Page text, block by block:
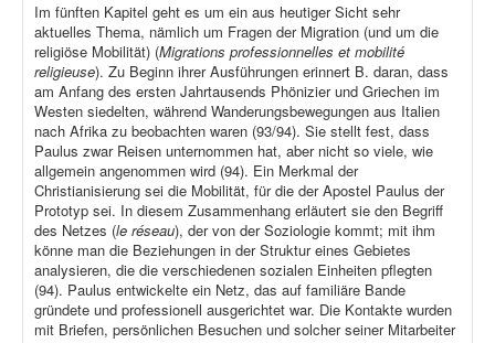
Im fünften Kapitel geht es um ein aus heutiger Sicht sehr
aktuelles Thema, nämlich um Fragen der Migration (und um die
religiöse Mobilität) (Migrations professionnelles et mobilité
religieuse). Zu Beginn ihrer Ausführungen erinnert B. daran, dass
am Anfang des ersten Jahrtausends Phönizier und Griechen im
Westen siedelten, während Wanderungsbewegungen aus Italien
nach Afrika zu beobachten waren (93/94). Sie stellt fest, dass
Paulus zwar Reisen unternommen hat, aber nicht so viele, wie
allgemein angenommen wird (94). Ein Merkmal der
Christianisierung sei die Mobilität, für die der Apostel Paulus der
Prototyp sei. In diesem Zusammenhang erläutert sie den Begriff
des Netzes (le réseau), der von der Soziologie kommt; mit ihm
könne man die Beziehungen in der Struktur eines Gebietes
analysieren, die die verschiedenen sozialen Einheiten pflegten
(94). Paulus entwickelte ein Netz, das auf familiäre Bande
gründete und professionell ausgerichtet war. Die Kontakte wurden
mit Briefen, persönlichen Besuchen und solcher seiner Mitarbeiter